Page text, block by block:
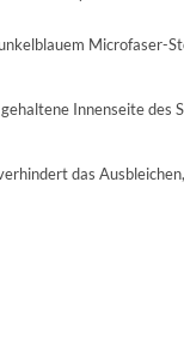
Microfaser-
Innenseite des
das